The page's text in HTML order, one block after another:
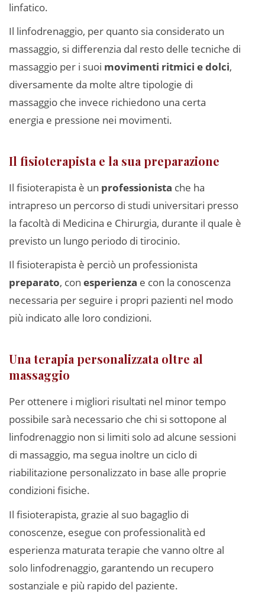
linfatico.
Il linfodrenaggio, per quanto sia considerato un
massaggio, si differenzia dal resto delle tecniche di
massaggio per i suoi movimenti ritmici e dolci,
diversamente da molte altre tipologie di
massaggio che invece richiedono una certa
energia e pressione nei movimenti.
Il fisioterapista e la sua preparazione
Il fisioterapista è un professionista che ha
intrapreso un percorso di studi universitari presso
la facoltà di Medicina e Chirurgia, durante il quale è
previsto un lungo periodo di tirocinio.
Il fisioterapista è perciò un professionista
preparato, con esperienza e con la conoscenza
necessaria per seguire i propri pazienti nel modo
più indicato alle loro condizioni.
Una terapia personalizzata oltre al
massaggio
Per ottenere i migliori risultati nel minor tempo
possibile sarà necessario che chi si sottopone al
linfodrenaggio non si limiti solo ad alcune sessioni
di massaggio, ma segua inoltre un ciclo di
riabilitazione personalizzato in base alle proprie
condizioni fisiche.
Il fisioterapista, grazie al suo bagaglio di
conoscenze, esegue con professionalità ed
esperienza maturata terapie che vanno oltre al
solo linfodrenaggio, garantendo un recupero
sostanziale e più rapido del paziente.